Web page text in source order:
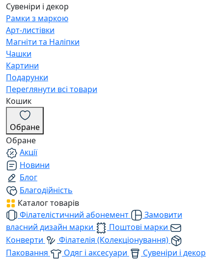
Сувеніри і декор
Рамки з маркою
Арт-листівки
Магніти та Наліпки
Чашки
Картини
Подарунки
Переглянути всі товари
Кошик
Обране
Обране
Акції
Новини
Блог
Благодійність
Каталог товарів
Філателістичний абонемент
Замовити
власний дизайн марки
Поштові марки
Конверти
Філателія (Колекціонування)
Паковання
Одяг і аксесуари
Сувеніри і декор